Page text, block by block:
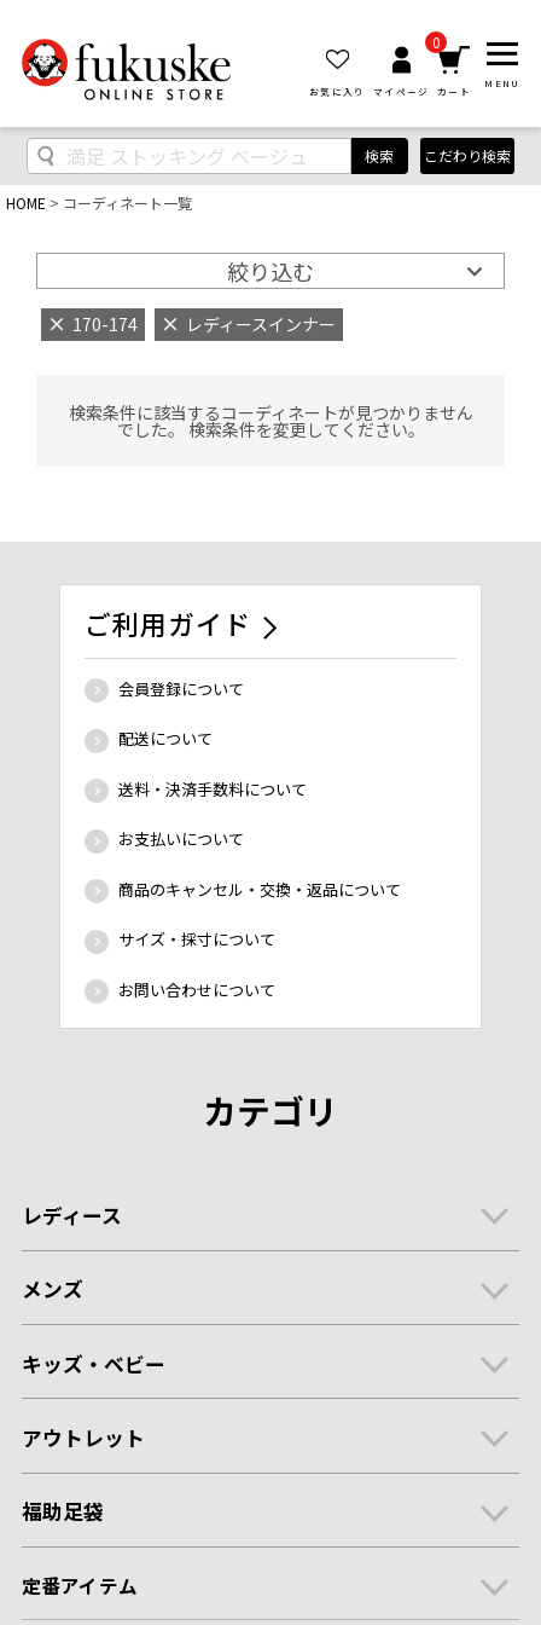
お気に入り マイページ
0
カート
MENU
検索 こだわり検索
HOME コーディネート一覧
絞り込む
170-174 レディースインナー
検索条件に該当するコーディネートが見つかりません
でした。 検索条件を変更してください。
ご利用ガイド
会員登録について
配送について
送料・決済手数料について
お支払いについて
商品のキャンセル・交換・返品について
サイズ・採寸について
お問い合わせについて
カテゴリ
レディース
メンズ
キッズ・ベビー
アウトレット
福助足袋
定番アイテム